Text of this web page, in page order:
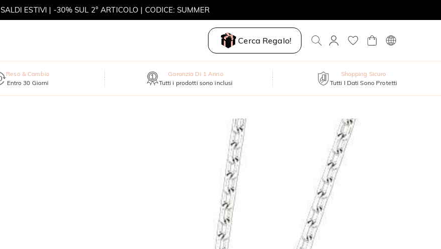
SALDI ESTIVI | -30% SUL 2° ARTICOLO | CODICE: SUMMER
Cerca Regalo!
Reso & Cambio
Entro 30 Giorni
Garanzia Di 1 Anno
Tutti i prodotti sono inclusi
Shopping Sicuro
Tutti I Dati Sono Protetti